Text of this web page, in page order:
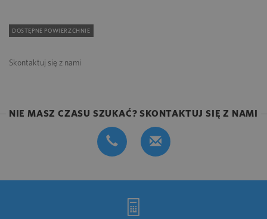
DOSTĘPNE POWIERZCHNIE
Skontaktuj się z nami
NIE MASZ CZASU SZUKAĆ? SKONTAKTUJ SIĘ Z NAMI